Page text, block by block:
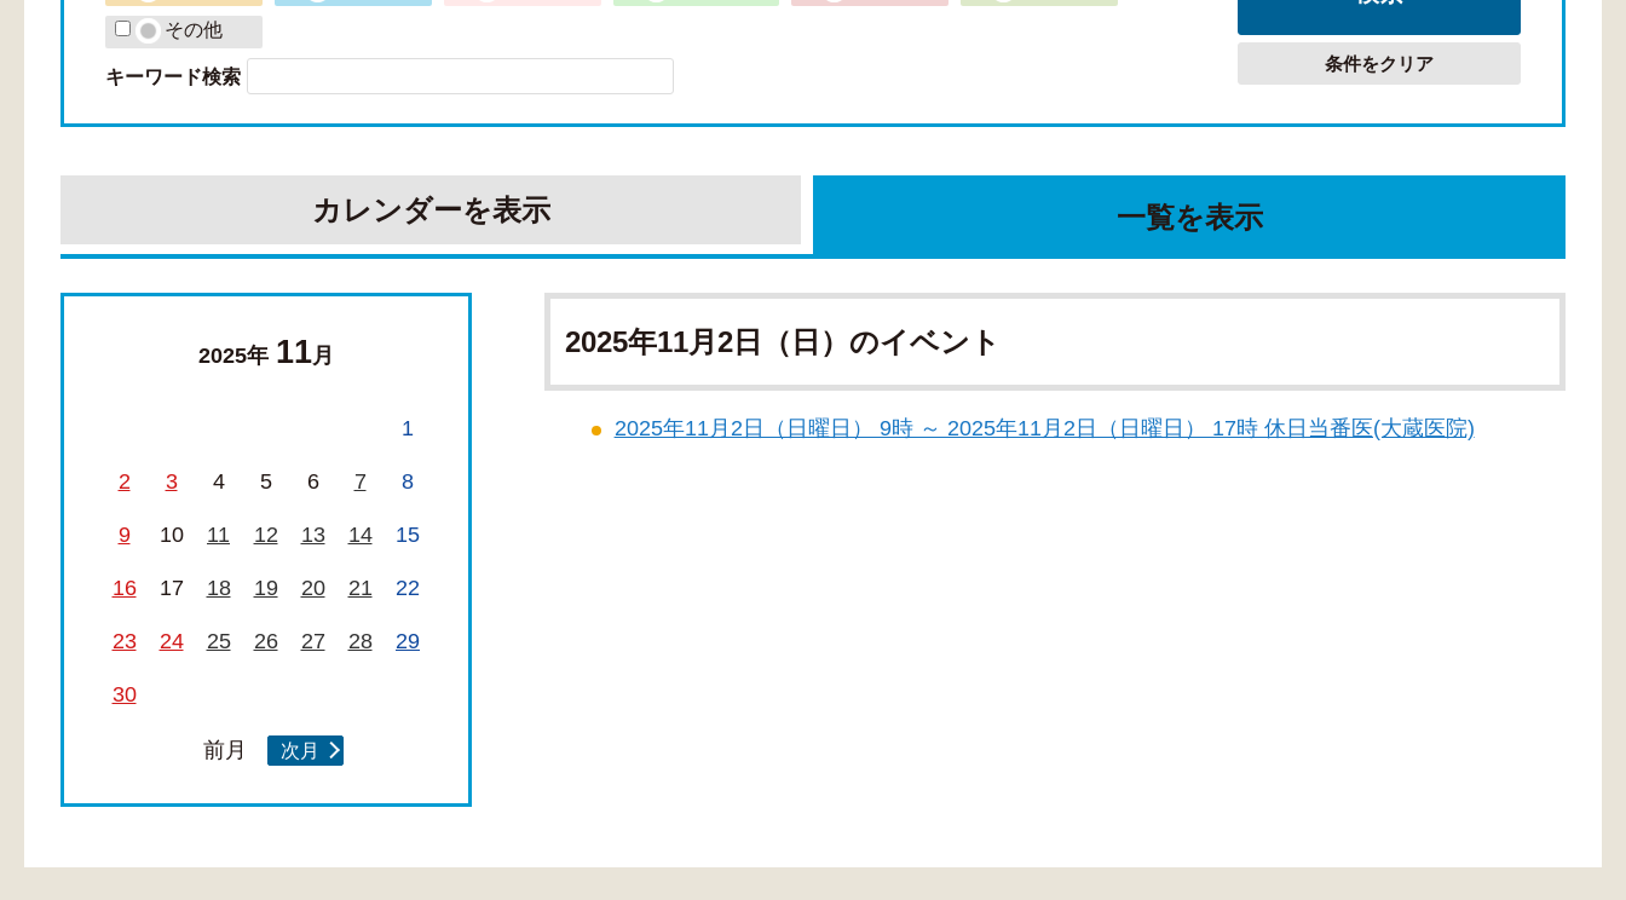
その他
キーワード検索
条件をクリア
カレンダーを表示 一覧を表示
2025年 11月
1
2 3 4 5 6 7 8
9 10 11 12 13 14 15
16 17 18 19 20 21 22
23 24 25 26 27 28 29
30
前月 次月
2025年11月2日（日）のイベント
2025年11月2日（日曜日） 9時 ～ 2025年11月2日（日曜日） 17時 休日当番医(大蔵医院)